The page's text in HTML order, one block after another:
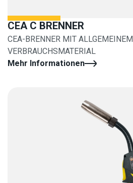
CEA C BRENNER
CEA-BRENNER MIT ALLGEMEINEM
VERBRAUCHSMATERIAL
Mehr Informationen